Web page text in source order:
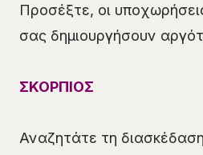
Προσέξτε, οι
σας δημιουργήσουν
ΣΚΟΡΠΙΟΣ
Αναζητάτε τη